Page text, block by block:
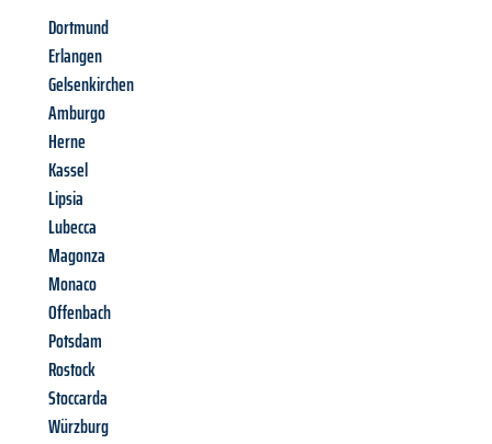
Dortmund
Erlangen
Gelsenkirchen
Amburgo
Herne
Kassel
Lipsia
Lubecca
Magonza
Monaco
Offenbach
Potsdam
Rostock
Stoccarda
Würzburg